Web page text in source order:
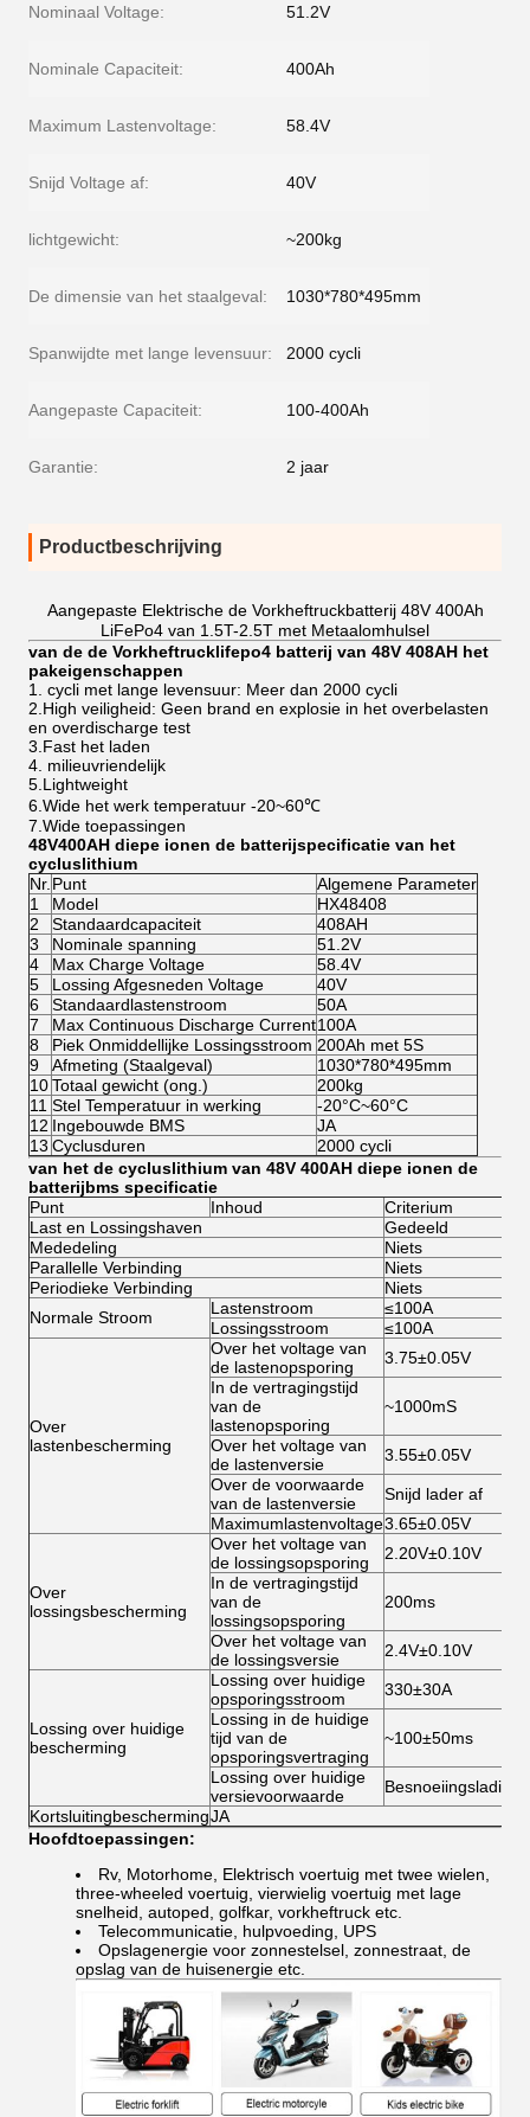
Nominaal Voltage: 51.2V
Nominale Capaciteit: 400Ah
Maximum Lastenvoltage: 58.4V
Snijd Voltage af: 40V
lichtgewicht: ~200kg
De dimensie van het staalgeval: 1030*780*495mm
Spanwijdte met lange levensuur: 2000 cycli
Aangepaste Capaciteit: 100-400Ah
Garantie: 2 jaar
Productbeschrijving
Aangepaste Elektrische de Vorkheftruckbatterij 48V 400Ah
LiFePo4 van 1.5T-2.5T met Metaalomhulsel
van de de Vorkheftrucklifepo4 batterij van 48V 408AH het
pakeigenschappen
1. cycli met lange levensuur: Meer dan 2000 cycli
2.High veiligheid: Geen brand en explosie in het overbelasten
en overdischarge test
3.Fast het laden
4. milieuvriendelijk
5.Lightweight
6.Wide het werk temperatuur -20~60℃
7.Wide toepassingen
48V400AH diepe ionen de batterijspecificatie van het
cycluslithium
Nr. Punt
Algemene Parameter
1
Model
HX48408
2
Standaardcapaciteit
408AH
3
Nominale spanning
51.2V
4
Max Charge Voltage
58.4V
5
Lossing Afgesneden Voltage
40V
6
Standaardlastenstroom
50A
7
Max Continuous Discharge Current100A
8
Piek Onmiddellijke Lossingsstroom 200Ah met 5S
9
Afmeting (Staalgeval)
1030*780*495mm
10Totaal gewicht (ong.)
200kg
11 Stel Temperatuur in werking
-20°C~60°C
12 Ingebouwde BMS
JA
13 Cyclusduren
2000 cycli
van het de cycluslithium van 48V 400AH diepe ionen de
batterijbms specificatie
Punt
Inhoud
Criterium
Last en Lossingshaven
Gedeeld
Mededeling
Niets
Parallelle Verbinding
Niets
Periodieke Verbinding
Niets
Normale Stroom
Lastenstroom
≤100A
Lossingsstroom
≤100A
Over
lastenbescherming
Over het voltage van
de lastenopsporing
3.75±0.05V
In de vertragingstijd
van de
lastenopsporing
~1000mS
Over het voltage van
de lastenversie
3.55±0.05V
Over de voorwaarde
van de lastenversie
Snijd lader af
Maximumlastenvoltage3.65±0.05V
Over
lossingsbescherming
Over het voltage van
de lossingsopsporing
2.20V±0.10V
In de vertragingstijd
van de
lossingsopsporing
200ms
Over het voltage van
de lossingsversie
2.4V±0.10V
Lossing over huidige
bescherming
Lossing over huidige
opsporingsstroom
330±30A
Lossing in de huidige
tijd van de
opsporingsvertraging
~100±50ms
Lossing over huidige
versievoorwaarde
Besnoeiingslading
KortsluitingbeschermingJA
Hoofdtoepassingen:
Rv, Motorhome, Elektrisch voertuig met twee wielen,
three-wheeled voertuig, vierwielig voertuig met lage
snelheid, autoped, golfkar, vorkheftruck etc.
Telecommunicatie, hulpvoeding, UPS
Opslagenergie voor zonnestelsel, zonnestraat, de
opslag van de huisenergie etc.